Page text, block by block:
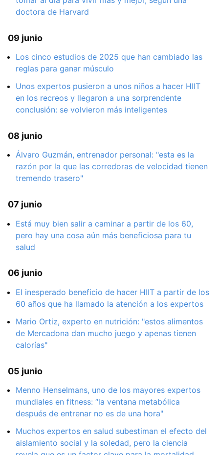
doctora de Harvard
09 junio
Los cinco estudios de 2025 que han cambiado las
reglas para ganar músculo
Unos expertos pusieron a unos niños a hacer HIIT
en los recreos y llegaron a una sorprendente
conclusión: se volvieron más inteligentes
08 junio
Álvaro Guzmán, entrenador personal: "esta es la
razón por la que las corredoras de velocidad tienen
tremendo trasero"
07 junio
Está muy bien salir a caminar a partir de los 60,
pero hay una cosa aún más beneficiosa para tu
salud
06 junio
El inesperado beneficio de hacer HIIT a partir de los
60 años que ha llamado la atención a los expertos
Mario Ortiz, experto en nutrición: "estos alimentos
de Mercadona dan mucho juego y apenas tienen
calorías"
05 junio
Menno Henselmans, uno de los mayores expertos
mundiales en fitness: “la ventana metabólica
después de entrenar no es de una hora"
Muchos expertos en salud subestiman el efecto del
aislamiento social y la soledad, pero la ciencia